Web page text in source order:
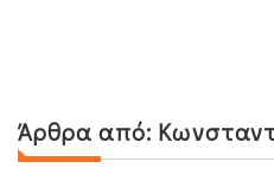
Άρθρα από: